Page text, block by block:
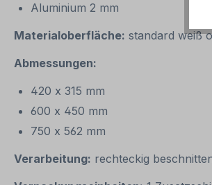
Aluminium 2 mm
Materialoberfläche: standard weiß
Abmessungen:
420 x 315 mm
600 x 450 mm
750 x 562 mm
Verarbeitung: rechteckig